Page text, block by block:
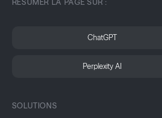
RÉSUMER LA PAGE SUR :
ChatGPT
Perplexity AI
SOLUTIONS